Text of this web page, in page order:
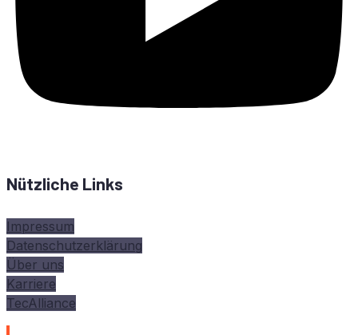
Nützliche Links
Impressum
Datenschutzerklärung
Über uns
Karriere
TecAlliance